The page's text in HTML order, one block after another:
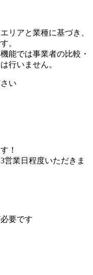
リアと業種に基づき、
。
能では事業者の比較・
行いません。
い
！
営業日程度いただきま
要です